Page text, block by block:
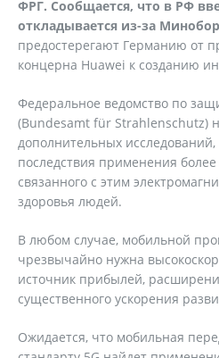
ФРГ. Сообщается, что в РФ
откладывается из-за
предостерегают Германию от
концерна Huawei к созданию
Федеральное ведомство по
(Bundesamt für Strahlenschutz)
дополнительных
последствия применения
связанного с этим
здоровья людей.
В любом случае, мобильной
чрезвычайно нужна
источник прибылей,
существенного ускорения
Ожидается, что мобильная